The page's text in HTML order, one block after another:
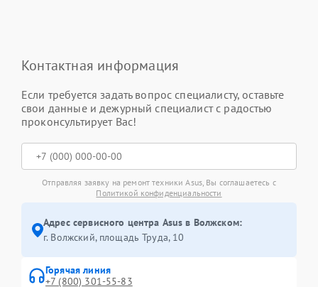
Контактная информация
Если требуется задать вопрос специалисту, оставьте
свои данные и дежурный специалист с радостью
проконсультирует Вас!
Отправляя заявку на ремонт техники Asus, Вы соглашаетесь с
Политикой конфиденциальности
Адрес сервисного центра Asus в Волжском:
г. Волжский, площадь Труда, 10
Горячая линия
+7 (800) 301-55-83